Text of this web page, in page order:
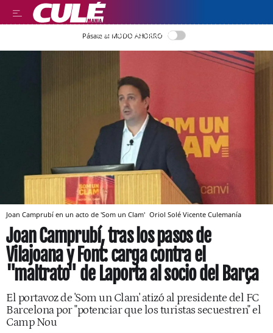
LEER EN CASTELLANO
Pásate al MODO AHORRO
Joan Camprubí en un acto de 'Som un Clam' Oriol Solé Vicente Culemanía
Joan Camprubí, tras los pasos de
Vilajoana y Font: carga contra el
"maltrato" de Laporta al socio del Barça
El portavoz de 'Som un Clam' atizó al presidente del FC
Barcelona por "potenciar que los turistas secuestren" el
Camp Nou